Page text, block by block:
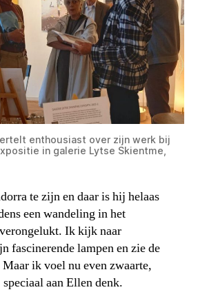
enthousiast over zijn werk bij
in galerie Lytse Skientme,
te zijn en daar is hij helaas
een wandeling in het
Ik kijk naar
fascinerende lampen en zie de
ik voel nu even zwaarte,
aan Ellen denk.